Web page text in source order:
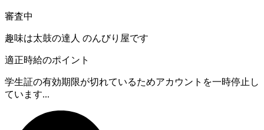
審査中
趣味は太鼓の達人 のんびり屋です
適正時給のポイント
学生証の有効期限が切れているためアカウントを一時停止し
ています...